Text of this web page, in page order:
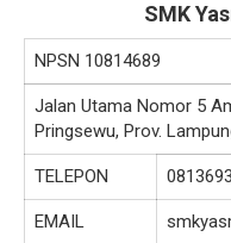
SMK
NPSN 10814689
Jalan Utama Nomor 5
Pringsewu, Prov.
TELEPON
EMAIL